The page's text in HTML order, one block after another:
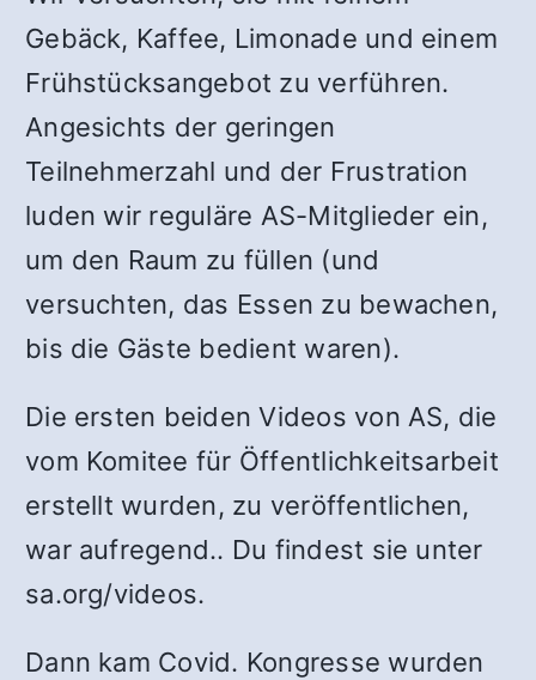
Gebäck, Kaffee, Limonade und einem
Frühstücksangebot zu verführen.
Angesichts der geringen
Teilnehmerzahl und der Frustration
luden wir reguläre AS-Mitglieder ein,
um den Raum zu füllen (und
versuchten, das Essen zu bewachen,
bis die Gäste bedient waren).
Die ersten beiden Videos von AS, die
vom Komitee für Öffentlichkeitsarbeit
erstellt wurden, zu veröffentlichen,
war aufregend.. Du findest sie unter
sa.org/videos.
Dann kam Covid. Kongresse wurden